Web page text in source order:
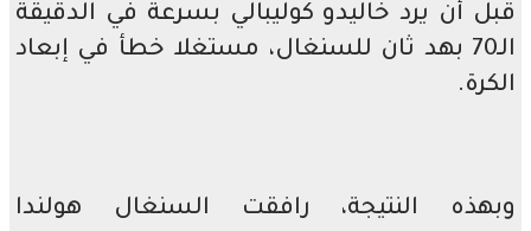
قبل أن يرد خاليدو كوليبالي بسرعة في الدقيقة
الـ70 بهد ثان للسنغال، مستغلا خطأ في إبعاد
الكرة.
وبهذه النتيجة، رافقت السنغال هولندا